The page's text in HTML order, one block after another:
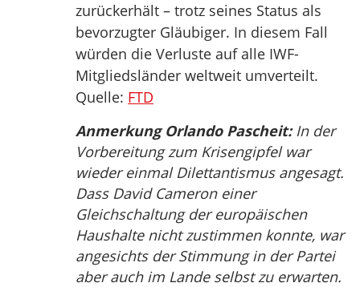
zurückerhält – trotz seines Status als
bevorzugter Gläubiger. In diesem Fall
würden die Verluste auf alle IWF-
Mitgliedsländer weltweit umverteilt.
Quelle: FTD
Anmerkung Orlando Pascheit:In der
Vorbereitung zum Krisengipfel war
wieder einmal Dilettantismus angesagt.
Dass David Cameron einer
Gleichschaltung der europäischen
Haushalte nicht zustimmen konnte, war
angesichts der Stimmung in der Partei
aber auch im Lande selbst zu erwarten.